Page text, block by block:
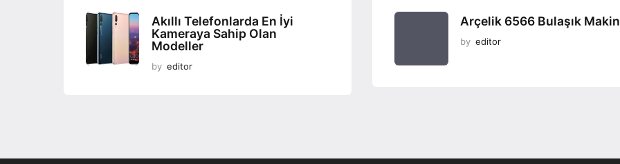
n
Akıllı Telefonlarda En İyi
Kameraya Sahip Olan
Modeller
by editor
Arçelik 6566 Bulaşık
by editor